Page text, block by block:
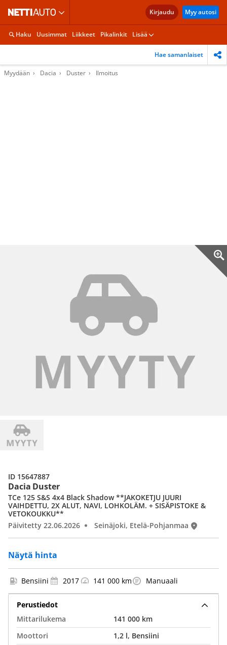
Kirjaudu Myy autosi
Haku Uusimmat Liikkeet Pikalinkit Lisää
Hae samanlaiset
Myydään Dacia Duster Ilmoitus
Dacia Duster
Näytä hinta
TCe 125 S&S 4x4 Black Shadow **JAKOKETJU JUURI
VAIHDETTU, 2X ALUT, NAVI, LOHKOLÄM. + SISÄPISTOKE &
VETOKOUKKU**
Päivitetty 22.06.2026
Seinäjoki, Etelä-Pohjanmaa
ID 15647887
Bensiini 2017 141 000 km Manuaali
Perustiedot
Mittarilukema
141 000 km
Moottori
1,2 l, Bensiini